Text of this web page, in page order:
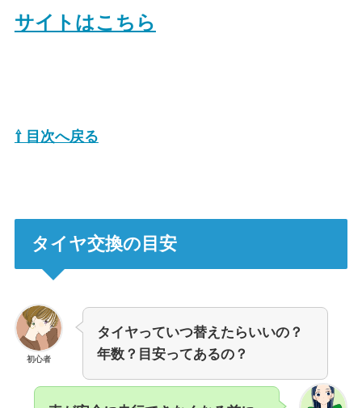
サイトはこちら
⇧ 目次へ戻る
タイヤ交換の目安
初心者
タイヤっていつ替えたらいいの？
年数？目安ってあるの？